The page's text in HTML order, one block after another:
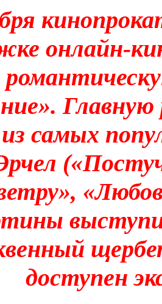
онлайн-
Главную
самых
доступен